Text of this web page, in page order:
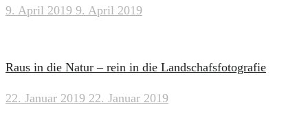
9. April 2019 9. April 2019
Raus in die Natur – rein in die Landschafsfotografie
22. Januar 2019 22. Januar 2019